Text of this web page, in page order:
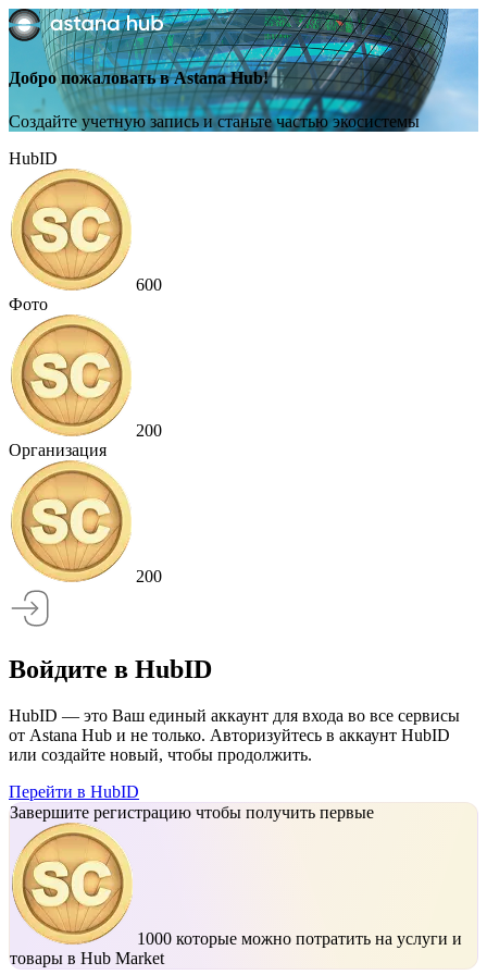
Добро пожаловать в Astana Hub!
Создайте учетную запись и станьте частью экосистемы
HubID
600
Фото
200
Организация
200
Войдите в HubID
HubID — это Ваш единый аккаунт для входа во все сервисы
от Astana Hub и не только. Авторизуйтесь в аккаунт HubID
или создайте новый, чтобы продолжить.
Перейти в HubID
Завершите регистрацию чтобы получить первые
1000 которые можно потратить на услуги и
товары в Hub Market